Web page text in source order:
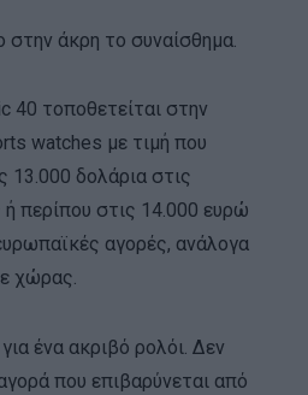
στην άκρη το συναίσθημα.
40 τοποθετείται στην
watches με τιμή που
13.000 δολάρια στις
περίπου στις 14.000 ευρώ
αγορές, ανάλογα
χώρας.
ένα ακριβό ρολόι. Δεν
που επιβαρύνεται από